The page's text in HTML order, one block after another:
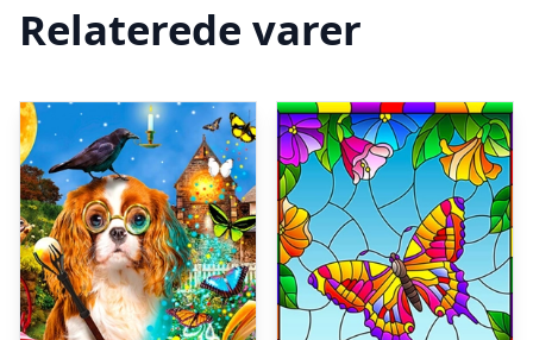
Relaterede varer